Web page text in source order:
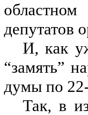
депутатов
И, как
“замять”
думы по
Так, в